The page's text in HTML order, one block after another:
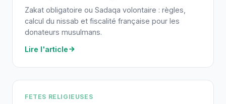
Zakat obligatoire ou Sadaqa volontaire : règles,
calcul du nissab et fiscalité française pour les
donateurs musulmans.
Lire l'article
FETES RELIGIEUSES